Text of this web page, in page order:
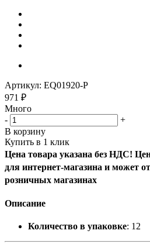
Артикул: EQ01920-P
971 ₽
Много
-
+
В корзину
Купить в 1 клик
Цена товара указана без НДС!
для интернет-магазина и может
розничных магазинах
Описание
Количество в упаковке: 12